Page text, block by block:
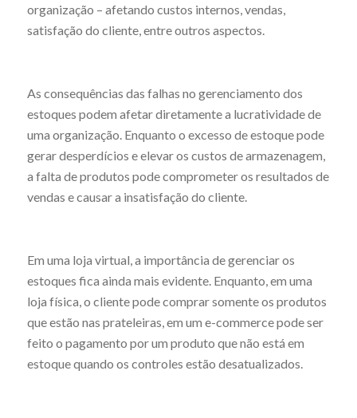
organização – afetando custos internos, vendas,
satisfação do cliente, entre outros aspectos.
As consequências das falhas no gerenciamento dos
estoques podem afetar diretamente a lucratividade de
uma organização. Enquanto o excesso de estoque pode
gerar desperdícios e elevar os custos de armazenagem,
a falta de produtos pode comprometer os resultados de
vendas e causar a insatisfação do cliente.
Em uma loja virtual, a importância de gerenciar os
estoques fica ainda mais evidente. Enquanto, em uma
loja física, o cliente pode comprar somente os produtos
que estão nas prateleiras, em um e-commerce pode ser
feito o pagamento por um produto que não está em
estoque quando os controles estão desatualizados.